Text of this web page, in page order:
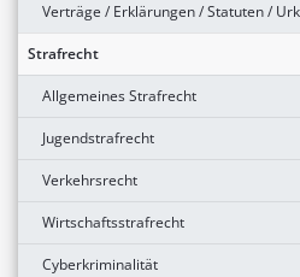
Verträge / Erklärungen / Statuten /
Strafrecht
Allgemeines Strafrecht
Jugendstrafrecht
Verkehrsrecht
Wirtschaftsstrafrecht
Cyberkriminalität